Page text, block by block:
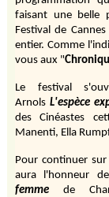
faisant une belle
Festival de
entier. Comme
vous aux "
Le festival
Arnols L'espèce
des Cinéastes
Manenti, Ella
Pour continuer
aura l'honneur
femme
de